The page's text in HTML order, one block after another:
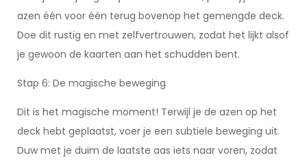
azen één voor één terug bovenop het gemengde deck.
Doe dit rustig en met zelfvertrouwen, zodat het lijkt alsof
je gewoon de kaarten aan het schudden bent.
Stap 6: De magische beweging
Dit is het magische moment! Terwijl je de azen op het
deck hebt geplaatst, voer je een subtiele beweging uit.
Duw met je duim de laatste aas iets naar voren, zodat